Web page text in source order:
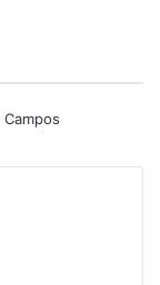
Campos